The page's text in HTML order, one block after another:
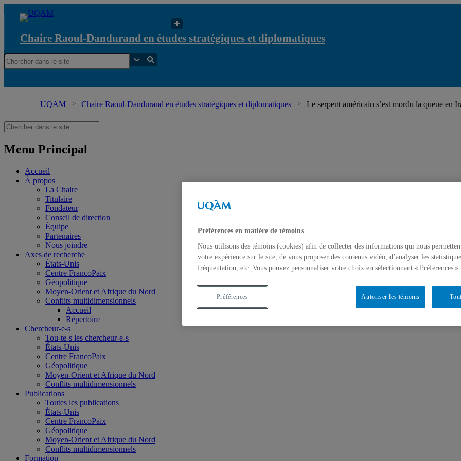
Chaire Raoul-Dandurand en études stratégiques et diplomatiques
UQAM Chaire Raoul-Dandurand en études stratégiques et diplomatiques Le serpent américain s’est mordu la queue en
Menu Principal
Accueil
À propos
La Chaire
Titulaire
Fondateur
Conseil de direction
Équipe
Partenaires
Nous joindre
Axes de recherche
États-Unis
Centre FrancoPaix
Géopolitique
Moyen-Orient et Afrique du Nord
Conflits multidimensionnels
Accueil
Répertoire
Chercheur-e-s
Tou-te-s les chercheur-e-s
États-Unis
Centre FrancoPaix
Géopolitique
Moyen-Orient et Afrique du Nord
Conflits multidimensionnels
Publications
Toutes les publications
États-Unis
Centre FrancoPaix
Géopolitique
Moyen-Orient et Afrique du Nord
Conflits multidimensionnels
Formation
Préférences en matière de témoins
Nous utilisons des témoins (cookies) afin de collecter des informations qui nous
votre expérience sur le site, de vous proposer des contenus vidéo, d’analyser les
fréquentation, etc. Vous pouvez personnaliser votre choix en sélectionnant « Préférences ».
Autoriser les témoins
Préférences